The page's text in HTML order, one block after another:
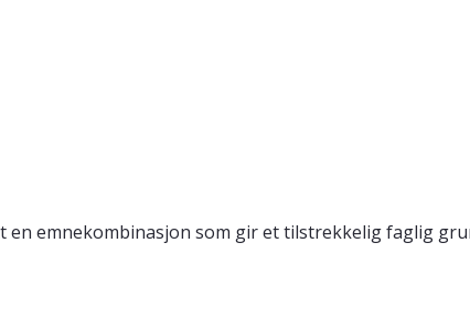
emnekombinasjon som gir et tilstrekkelig faglig